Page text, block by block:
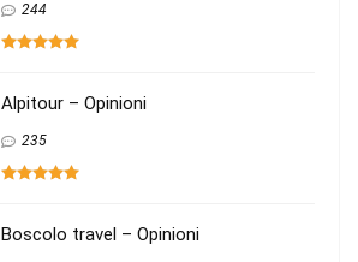
244
Alpitour – Opinioni
235
Boscolo travel – Opinioni